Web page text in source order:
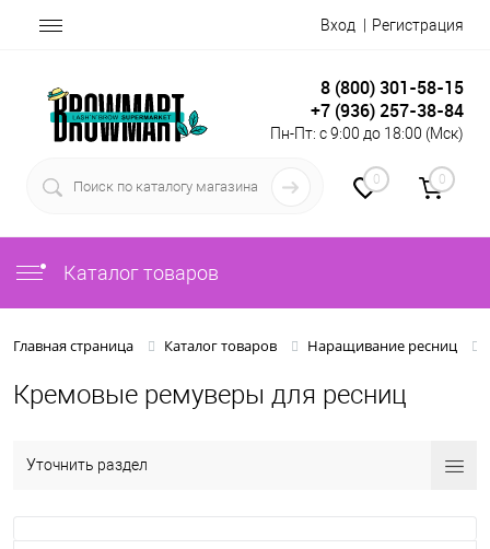
Вход Регистрация
8 (800) 301-58-15
+7 (936) 257-38-84
Пн-Пт: с 9:00 до 18:00 (Мск)
0 0
Каталог товаров
Главная страница Каталог товаров Наращивание ресниц
Кремовые ремуверы для ресниц
Уточнить раздел